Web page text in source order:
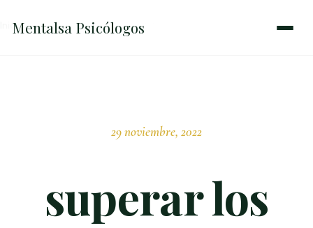
Inicio → superar los traumas del pasado
Mentalsa Psicólogos
29 noviembre, 2022
superar los